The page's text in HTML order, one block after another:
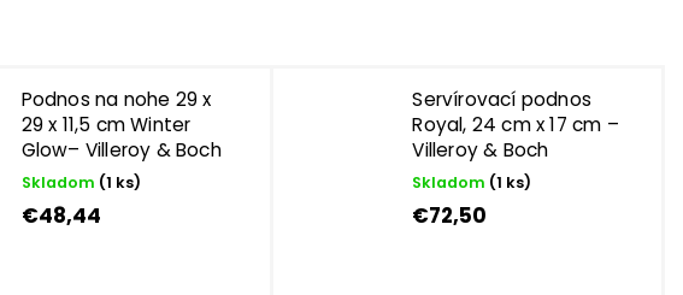
Podnos na nohe 29 x
29 x 11,5 cm Winter
Glow– Villeroy & Boch
Skladom (1 ks)
€48,44
Servírovací podnos
Royal, 24 cm x 17 cm –
Villeroy & Boch
Skladom (1 ks)
€72,50